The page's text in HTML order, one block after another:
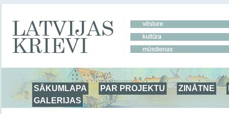
SĀKUMLAPA PAR PROJEKTU ZINĀTNE
GALERIJAS